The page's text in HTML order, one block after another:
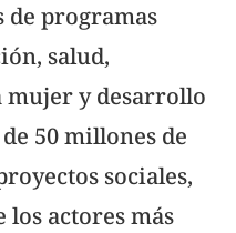
de programas
salud,
mujer y desarrollo
50 millones de
sociales,
los actores más